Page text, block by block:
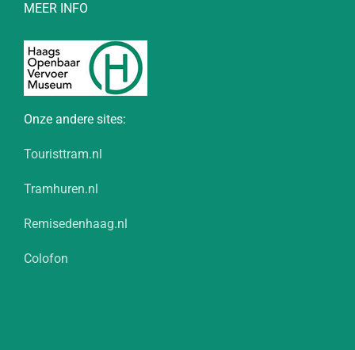
MEER INFO
Onze andere sites:
Touristtram.nl
Tramhuren.nl
Remisedenhaag.nl
Colofon